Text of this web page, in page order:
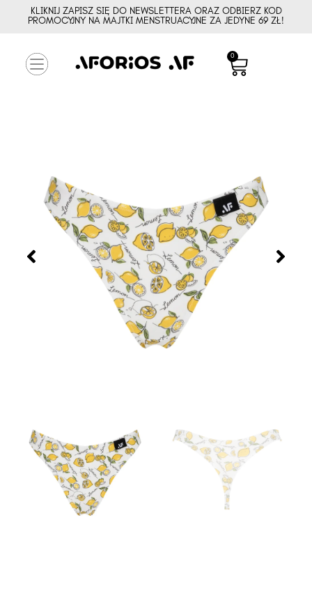
KLIKNIJ ZAPISZ SIĘ DO NEWSLETTERA ORAZ ODBIERZ KOD
PROMOCYJNY NA MAJTKI MENSTRUACYJNE ZA JEDYNE 69 ZŁ!
0